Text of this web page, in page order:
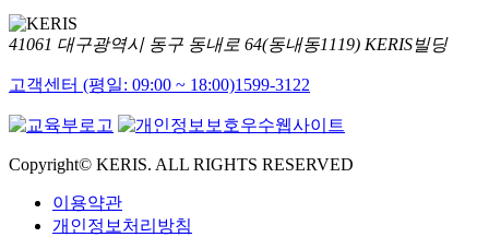
41061 대구광역시 동구 동내로 64(동내동1119) KERIS빌딩
고객센터 (평일: 09:00 ~ 18:00)1599-3122
Copyright© KERIS. ALL RIGHTS RESERVED
이용약관
개인정보처리방침